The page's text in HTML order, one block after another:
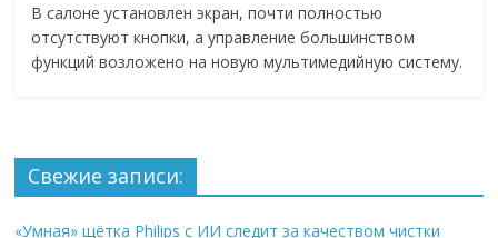
В салоне установлен экран, почти полностью
отсутствуют кнопки, а управление большинством
функций возложено на новую мультимедийную систему.
Свежие записи:
«Умная» щётка Philips с ИИ следит за качеством чистки